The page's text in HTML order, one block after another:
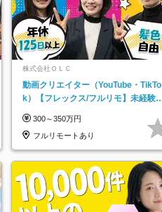
株式会社ＯＬＣ
動画クリエイター（YouTube・TikTo
k）【フレックス/フルリモ】未経験O
300～350万円
フルリモートあり